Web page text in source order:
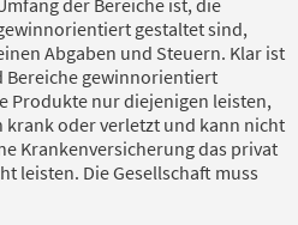
gestaltet sind,
Abgaben und Steuern. Klar ist
Bereiche gewinnorientiert
Produkte nur diejenigen leisten,
krank oder verletzt und kann nicht
Krankenversicherung das privat
leisten. Die Gesellschaft muss